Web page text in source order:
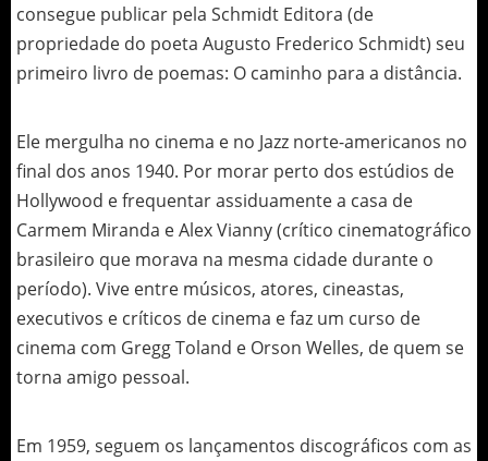
consegue publicar pela Schmidt Editora (de
propriedade do poeta Augusto Frederico Schmidt) seu
primeiro livro de poemas: O caminho para a distância.
Ele mergulha no cinema e no Jazz norte-americanos no
final dos anos 1940. Por morar perto dos estúdios de
Hollywood e frequentar assiduamente a casa de
Carmem Miranda e Alex Vianny (crítico cinematográfico
brasileiro que morava na mesma cidade durante o
período). Vive entre músicos, atores, cineastas,
executivos e críticos de cinema e faz um curso de
cinema com Gregg Toland e Orson Welles, de quem se
torna amigo pessoal.
Em 1959, seguem os lançamentos discográficos com as